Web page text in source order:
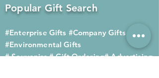
Popular Gift Search
#Enterprise Gifts #Company Gifts
#Environmental Gifts
# Souvenirs # Gift Ordering# Advertising